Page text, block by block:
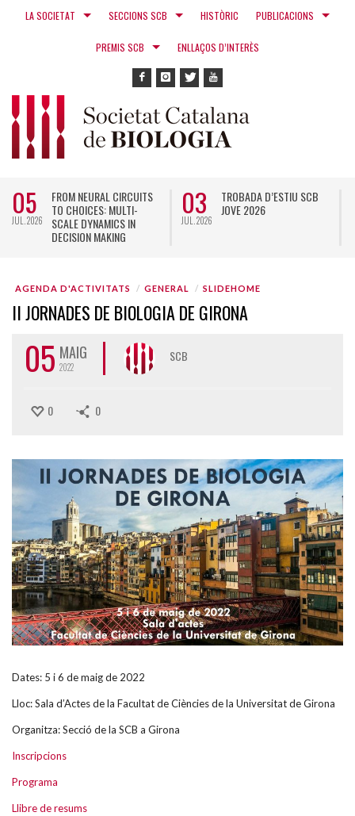
LA SOCIETAT SECCIONS SCB HISTÒRIC PUBLICACIONS
PREMIS SCB ENLLAÇOS D’INTERÈS
05
JUL. 2026
FROM NEURAL CIRCUITS
TO CHOICES: MULTI-
SCALE DYNAMICS IN
DECISION MAKING
03
JUL. 2026
TROBADA D’ESTIU SCB
JOVE 2026
AGENDA D'ACTIVITATS GENERAL SLIDEHOME
II JORNADES DE BIOLOGIA DE GIRONA
05 MAIG
2022
SCB
0 0
Dates: 5 i 6 de maig de 2022
Lloc: Sala d’Actes de la Facultat de Ciències de la Universitat de Girona
Organitza: Secció de la SCB a Girona
Inscripcions
Programa
Llibre de resums